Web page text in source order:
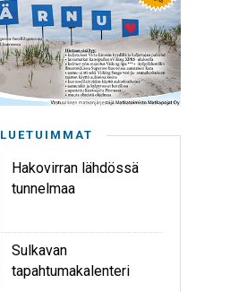
LUETUIMMAT
Hakovirran lähdössä
tunnelmaa
Sulkavan
tapahtumakalenteri